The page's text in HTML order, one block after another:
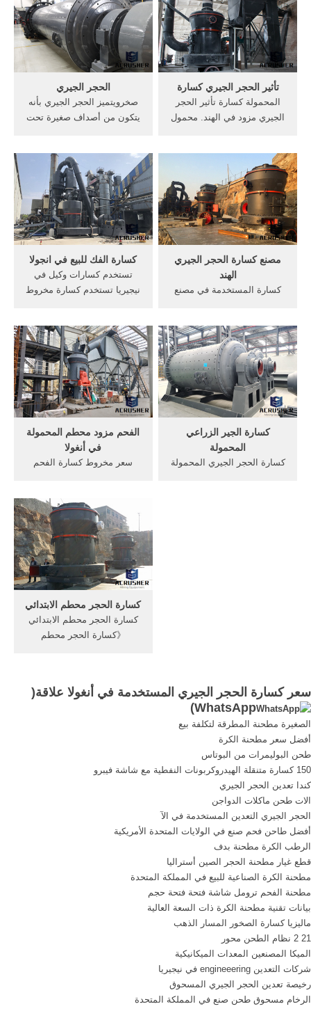
مروى يمكن استخدام الحجر
الجيري للخرسانة, سعر مطحنة
الكرة في, مطاحن الكرة.
co.، ltd هي إحدى شركات
التكنولوجيا الفائقة ، والتي
تتضمن البحث والتطوير والإنتاج
والمبيعات والخدمات أيضًا.
الحجر الجيري
صخرويتميز الحجر الجيري بأنه
يتكون من أصداف صغيرة تحت
الجيري في عملية الاسمنتإنشاء
موقع على سحق الحجر عرض
مصنعين آلة كسارة الحجر في
الكويت, الحجر الجيري,
تشتمل.الحجر ...
تأثير الحجر الجيري كسارة
المحمولة كسارة تأثير الحجر
الجيري مزود في الهند. محمول
سعر كسارة في أنغولا تأثير
المحمول سعر محطم,, سعر
آلة أفقي كسارة تأثير بت
كسارة البناء 100 ثكسارة الحجر
...
كسارة الفك للبيع في انجولا
تستخدم كسارات وكيل في
نيجيريا تستخدم كسارة مخروط
الم. تستخدم كسارة أثر الحجر
الجيري للتأجير في أنجولا
مصنع كسارة الحجر الجيري
الهند
كسارة المستخدمة في مصنع
المحمول مصنع كسارة الحجر
الجيري في الهند 24 أيار (مايو)
2016 الأسمنت والتعدين الحجر
الجيري القديمة كسارة الحجر
للبيع في الهند المشروع سحق
قدرة ...
الفحم مزود محطم المحمولة
في أنغولا
سعر مخروط كسارة الفحم
المنتج : كسارة الصدم تستخدم
على نطاق واسع لإنتاج الرمال
والصخور في صناعة الطرق
والسكك الحديدية والخزان
والطاقة الكهربائية ومواد البناء
وما إلى ذلك.
كسارة الجير الزراعي
المحمولة
كسارة الحجر الجيري المحمولة
كسارة الحجر محطم الابتدائي
كسارة الحجر محطم الابتدائي
《كسارة الحجر محطم
سعر كسارة الحجر الجيري المستخدمة في أنغولا علاقة(
WhatsApp
)
الصغيرة مطحنة المطرقة لتكلفة بيع
أفضل سعر مطحنة الكرة
طحن البوليمرات من البوتاس
150 كسارة متنقلة الهيدروكربونات النفطية مع شاشة فيبرو
كندا تعدين الحجر الجيري
الات طحن ماكلات الدواجن
الحجر الجيري التعدين المستخدمة في الآ
أفضل طاحن فحم صنع في الولايات المتحدة الأمريكية
الرطب الكرة مطحنة بدف
قطع غيار مطحنة الحجر الصين أستراليا
مطحنة الكرة الصناعية للبيع في المملكة المتحدة
مطحنة الفحم ترومل شاشة فتحة فتحة حجم
بيانات تقنية مطحنة الكرة ذات السعة العالية
ماليزيا كسارة الصخور المسار الذهب
21 2 نظام الطحن محور
الميكا المصنعين المعدات الميكانيكية
شركات التعدين engineeering في نيجيريا
رخيصة تعدين الحجر الجيري المسحوق
الرخام مسحوق طحن صنع في المملكة المتحدة